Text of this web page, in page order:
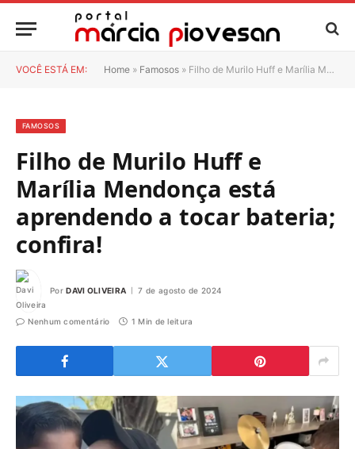
VOCÊ ESTÁ EM: Home » Famosos » Filho de Murilo Huff e Marília Mendonça está aprendendo a tocar bateria; confira!
FAMOSOS
Filho de Murilo Huff e
Marília Mendonça está
aprendendo a tocar bateria;
confira!
Por DAVI OLIVEIRA 7 de agosto de 2024
Nenhum comentário 1 Min de leitura